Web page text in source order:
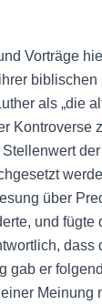
Vorträge
als „die
Kontroverse
über
und fügte
dass
gab er
Meinung